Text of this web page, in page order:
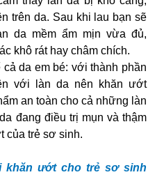
trên da. Sau khi lau bạn sẽ
da mềm ẩm mịn vừa đủ,
khô rát hay châm chích.
cả da em bé: với thành phần
với làn da nên khăn ướt
an toàn cho cả những làn
đang điều trị mụn và thậm
của trẻ sơ sinh.
khăn ướt cho trẻ sơ sinh